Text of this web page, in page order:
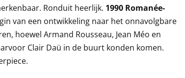
Ronduit heerlijk. 1990 Romanée-
van een ontwikkeling naar het onnavolgbare
hoewel Armand Rousseau, Jean Méo en
Clair Daü in de buurt konden komen.